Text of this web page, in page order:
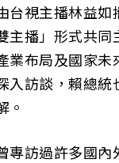
台視主播林益如
主播」形式共同
業布局及國家未
入訪談，賴總統
。
專訪過許多國內